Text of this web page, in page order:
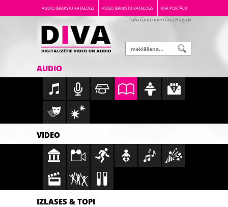
AUDIO IERAKSTU KATALOGS VIDEO IERAKSTU KATALOGS PAR PORTĀLU
Tulkošanu nodrošina Hugo.lv
AUDIO
VIDEO
IZLASES & TOPI